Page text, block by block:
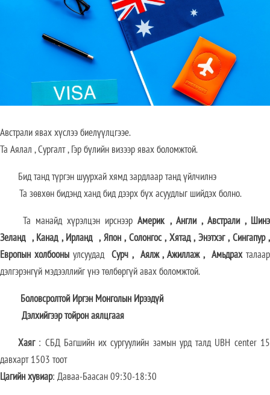
Австрали явах хүслээ биелүүлцгээе.
Та Аялал , Сургалт , Гэр бүлийн визээр явах боломжтой.
Бид танд түргэн шуурхай хямд зардлаар танд үйлчилнэ
Та зөвхөн бидэнд ханд бид дээрх бүх асуудлыг шийдэх болно.
Та манайд хүрэлцэн ирснээр Америк, Англи ,Австрали ,Шинэ
Зеланд , Канад ,Ирланд , Япон, Солонгос,Хятад,Энэтхэг, Сингапур,
Европын холбооны улсуудад Сурч,Аялж,Ажиллаж, Амьдрахталаар
дэлгэрэнгүй мэдээллийг үнэ төлбөргүй авах боломжтой.
Боловсролтой Иргэн Монголын Ирээдүй
Дэлхийгээр тойрон аялцгаая
Хаяг: СБД Багшийн их сургуулийн замын урд талд UBH center 15
давхарт 1503 тоот
Цагийн хувиар: Даваа-Баасан 09:30-18:30